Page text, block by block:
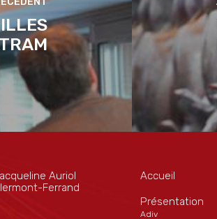
Auriol
Ferrand
Accueil
Présentation
Adiv